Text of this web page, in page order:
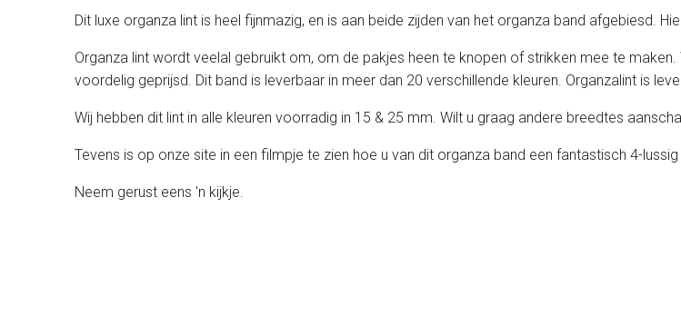
Dit luxe organza lint is heel fijnmazig, en is aan beide zijden van het organza band afgebiesd.
Organza lint wordt veelal gebruikt om, om de pakjes heen te knopen of strikken mee te
voordelig geprijsd. Dit band is leverbaar in meer dan 20 verschillende kleuren. Organzalint is
Wij hebben dit lint in alle kleuren voorradig in 15 & 25 mm. Wilt u graag andere breedtes
Tevens is op onze site in een filmpje te zien hoe u van dit organza band een fantastisch 4-lussig
Neem gerust eens 'n kijkje.